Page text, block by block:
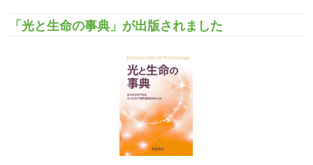
「光と生命の事典」が出版されました